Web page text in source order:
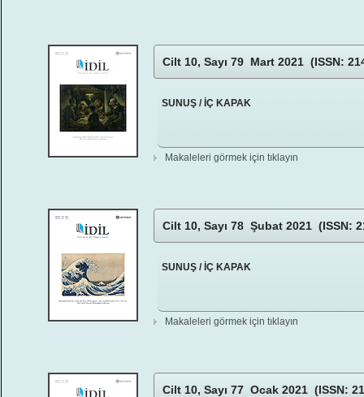
Cilt 10, Sayı 79 Mart 2021 (ISSN:
SUNUŞ / İÇ KAPAK
Makaleleri görmek için tıklayın
Cilt 10, Sayı 78 Şubat 2021 (ISSN:
SUNUŞ / İÇ KAPAK
Makaleleri görmek için tıklayın
Cilt 10, Sayı 77 Ocak 2021 (ISSN: